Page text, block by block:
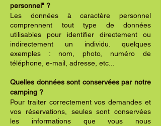
personnel" ?
Les données à caractère personnel
comprennent tout type de données
utilisables pour identifier directement ou
indirectement un individu. quelques
exemples : nom, photo, numéro de
téléphone, e-mail, adresse, etc...
Quelles données sont conservées par notre
camping ?
Pour traiter correctement vos demandes et
vos réservations, seules sont conservées
les informations que vous nous